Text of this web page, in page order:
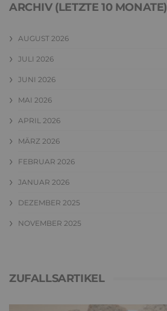
ARCHIV (LETZTE 10 MONATE)
AUGUST 2026
JULI 2026
JUNI 2026
MAI 2026
APRIL 2026
MÄRZ 2026
FEBRUAR 2026
JANUAR 2026
DEZEMBER 2025
NOVEMBER 2025
ZUFALLSARTIKEL